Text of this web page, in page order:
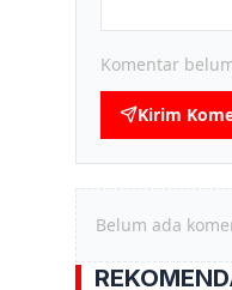
Komentar
Kirim
Belum ada